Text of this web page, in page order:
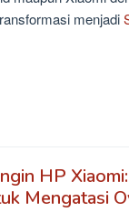
menjadi
HP
Mengatasi